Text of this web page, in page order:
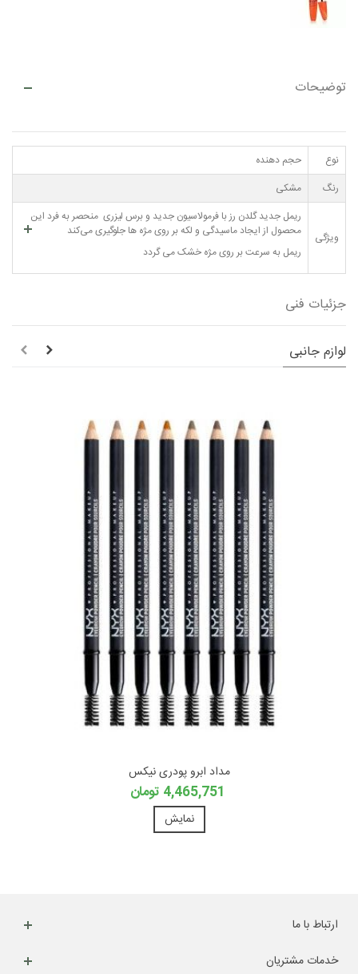
توضیحات
نوع
حجم دهنده
رنگ
مشکی
ویژگی
ریمل جدید گلدن رز با فرمولاسیون جدید و برس لیزری منحصر به فرد این
محصول از ایجاد ماسیدگی و لکه بر روی مژه ها جلوگیری می‌کند
ریمل به سرعت بر روی مژه خشک می گردد
جزئیات فنی
لوازم جانبی
مداد ابرو پودری نیکس
4,465,751 تومان
نمایش
ارتباط با ما
خدمات مشتریان